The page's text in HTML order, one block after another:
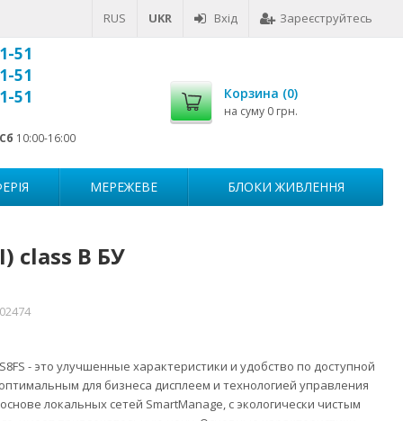
RUS UKR Вхід Зареєструйтесь
51
51
51
Сб 10:00-16:00
Корзина (0)
на суму 0 грн.
МЕРЕЖЕВЕ БЛОКИ ЖИВЛЕННЯ
class B БУ
- это улучшенные характеристики и удобство по доступной
для бизнеса дисплеем и технологией управления
локальных сетей SmartManage, с экологически чистым